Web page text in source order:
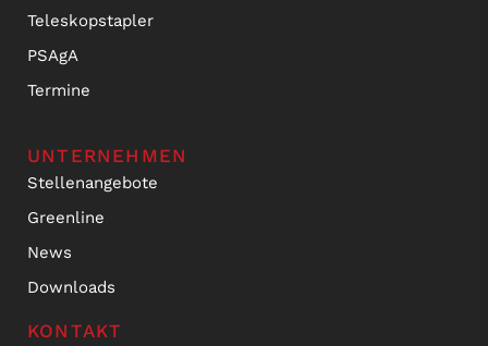
Teleskopstapler
PSAgA
Termine
UNTERNEHMEN
Stellenangebote
Greenline
News
Downloads
KONTAKT